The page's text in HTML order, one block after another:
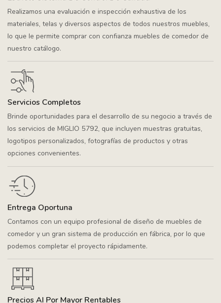
Realizamos una evaluación e inspección exhaustiva de los
materiales, telas y diversos aspectos de todos nuestros muebles,
lo que le permite comprar con confianza muebles de comedor de
nuestro catálogo.
Servicios Completos
Brinde oportunidades para el desarrollo de su negocio a través de
los servicios de MIGLIO 5792, que incluyen muestras gratuitas,
logotipos personalizados, fotografías de productos y otras
opciones convenientes.
Entrega Oportuna
Contamos con un equipo profesional de diseño de muebles de
comedor y un gran sistema de producción en fábrica, por lo que
podemos completar el proyecto rápidamente.
Precios Al Por Mayor Rentables